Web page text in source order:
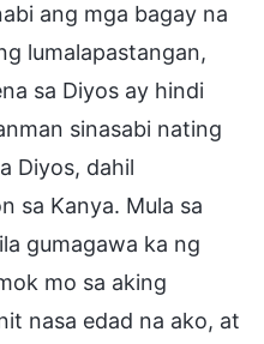
ang mga bagay na
lumalapastangan,
sa Diyos ay hindi
sinasabi nating
Diyos, dahil
sa Kanya. Mula sa
gumagawa ka ng
mo sa aking
nasa edad na ako, at